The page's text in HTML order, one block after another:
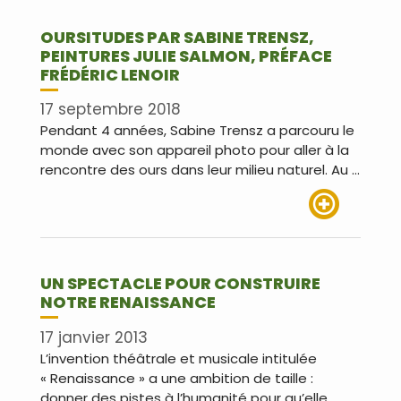
OURSITUDES PAR SABINE TRENSZ,
PEINTURES JULIE SALMON, PRÉFACE
FRÉDÉRIC LENOIR
17 septembre 2018
Pendant 4 années, Sabine Trensz a parcouru le
monde avec son appareil photo pour aller à la
rencontre des ours dans leur milieu naturel. Au …
UN SPECTACLE POUR CONSTRUIRE
NOTRE RENAISSANCE
17 janvier 2013
L’invention théâtrale et musicale intitulée
« Renaissance » a une ambition de taille :